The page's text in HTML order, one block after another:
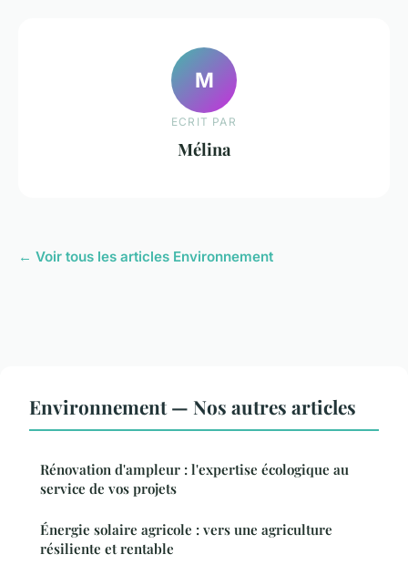
M
ECRIT PAR
Mélina
← Voir tous les articles Environnement
Environnement — Nos autres articles
Rénovation d'ampleur : l'expertise écologique au
service de vos projets
Énergie solaire agricole : vers une agriculture
résiliente et rentable